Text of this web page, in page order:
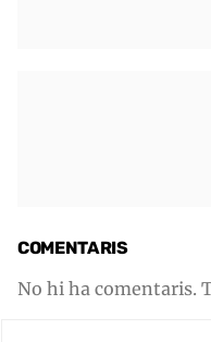
COMENTARIS
No hi ha comentaris.